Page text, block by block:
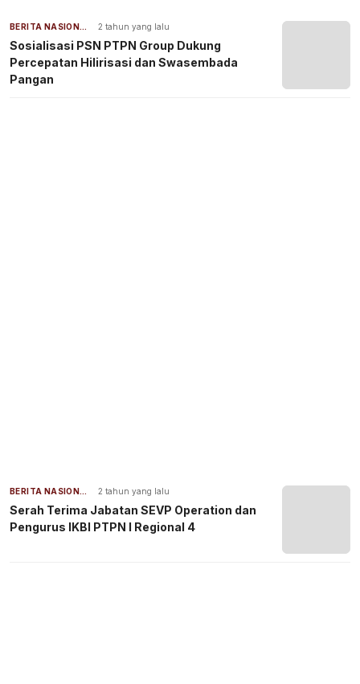
BERITA NASIONAL 2 tahun yang lalu
Sosialisasi PSN PTPN Group Dukung
Percepatan Hilirisasi dan Swasembada
Pangan
BERITA NASIONAL 2 tahun yang lalu
Serah Terima Jabatan SEVP Operation dan
Pengurus IKBI PTPN I Regional 4